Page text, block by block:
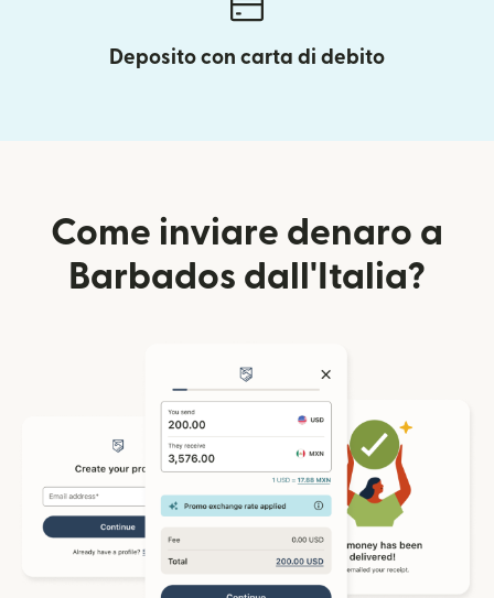
Deposito con carta di debito
Come inviare denaro a
Barbados dall'Italia?